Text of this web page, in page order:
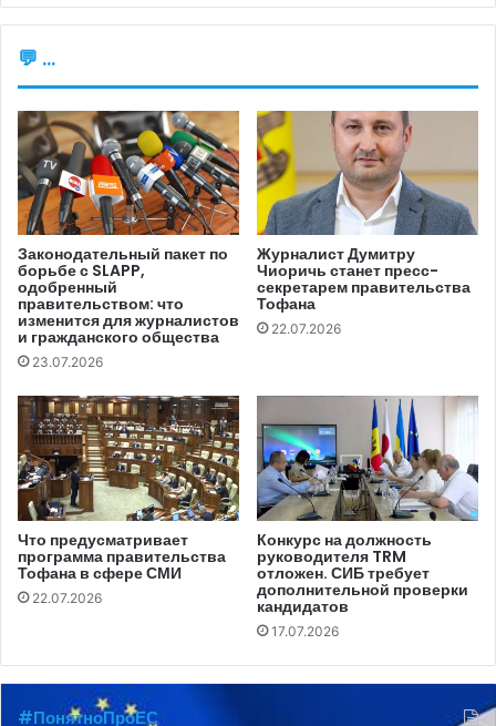
«Левин в сопровождении Алексея Чернышова,
13 марта в село Гута Межигорская документировать
берег». Позже стало известно, что в районе, где
должен был работать Левин, начались боевые
действия.
На данный момент информации о местонахождении и
судьбе Алексея Чернышева нет.
Левин работал фотожурналистом и оператором в
нескольких украинских и международных изданиях.
Press, LB.ua, агентством Hromadske. Его фотографии
были опубликованы такими изданиями, как Wall Street
Journal, TIME, Breaking News Poland, EU AGENDA, World
News, The Moscow Time, ELLE, TV-24, Radio Bulgaria.
💬 ...
Законодательный пакет по
борьбе с SLAPP,
одобренный
правительством: что
изменится для журналистов
и гражданского общества
23.07.2026
Журналист Думитру
Чиоричь станет пресс-
секретарем правительства
Тофана
22.07.2026
Что предусматривает
программа правительства
Тофана в сфере СМИ
22.07.2026
Конкурс на должность
руководителя TRM
отложен. СИБ требует
дополнительной проверки
кандидатов
17.07.2026
#ПонятноПроЕС